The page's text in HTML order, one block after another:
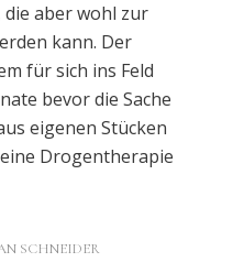
aber wohl zur
kann. Der
für sich ins Feld
bevor die Sache
eigenen Stücken
Drogentherapie
SCHNEIDER